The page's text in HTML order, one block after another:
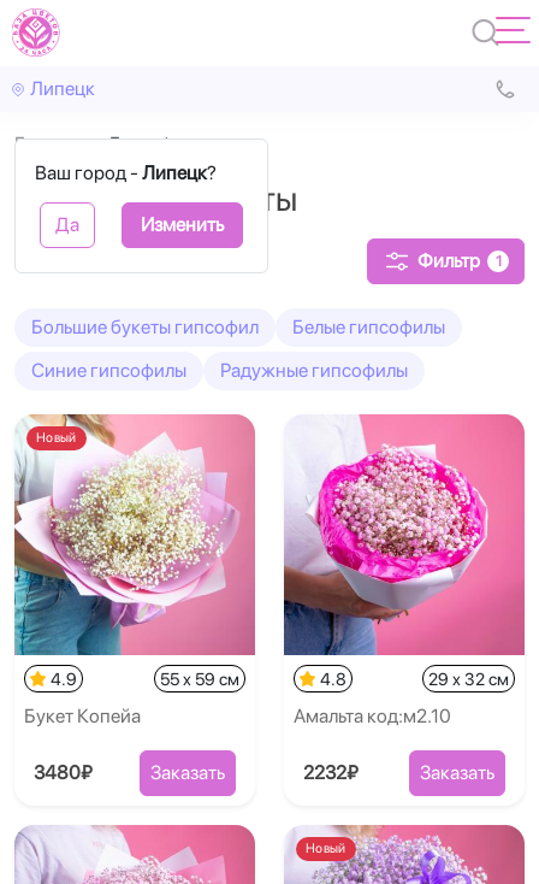
Липецк
Ваш город - Липецк?
Да Изменить
Главная Гипсофила
Гипсофила букеты
Фильтр 1
Большие букеты гипсофил
Белые гипсофилы
Синие гипсофилы
Радужные гипсофилы
Новый
4.9 55 x 59 см
Букет Копейа
3480₽ Заказать
4.8 29 x 32 см
Амальта код:м2.10
2232₽ Заказать
Новый